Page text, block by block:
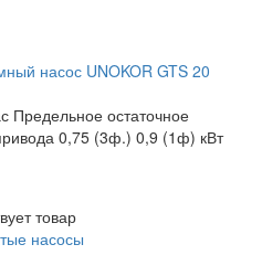
насос UNOKOR GTS 20
Предельное остаточное
0,75 (3ф.) 0,9 (1ф) кВт
товар
насосы